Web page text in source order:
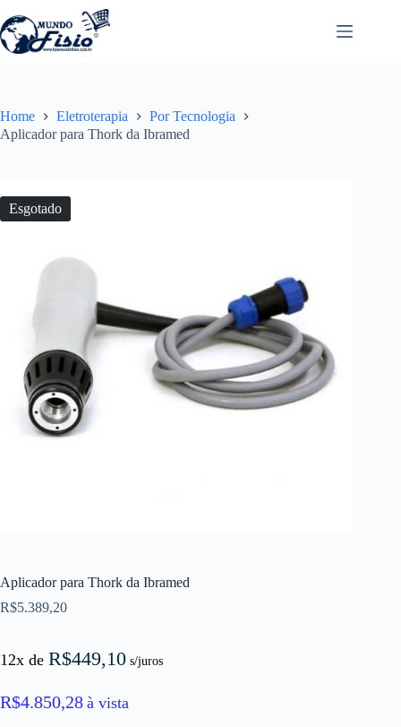
para
o
conteúdo
Home Eletroterapia
Por Tecnologia
Aplicador para Thork da Ibramed
Esgotado
Aplicador para Thork da Ibramed
R$5.389,20
12x de R$449,10 s/juros
R$4.850,28 à vista